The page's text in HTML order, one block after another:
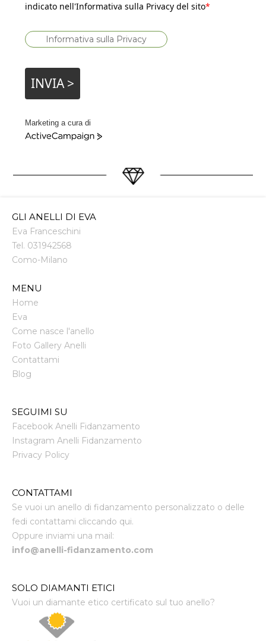
indicato nell'Informativa sulla Privacy del sito*
Informativa sulla Privacy
INVIA >
Marketing a cura di
ActiveCampaign
GLI ANELLI DI EVA
Eva Franceschini
Tel. 031942568
Como-Milano
MENU
Home
Eva
Come nasce l'anello
Foto Gallery Anelli
Contattami
Blog
SEGUIMI SU
Facebook Anelli Fidanzamento
Instagram Anelli Fidanzamento
Privacy Policy
CONTATTAMI
Se vuoi un anello di fidanzamento personalizzato o delle
fedi contattami cliccando qui.
Oppure inviami una mail:
info@anelli-fidanzamento.com
SOLO DIAMANTI ETICI
Vuoi un diamante etico certificato sul tuo anello?